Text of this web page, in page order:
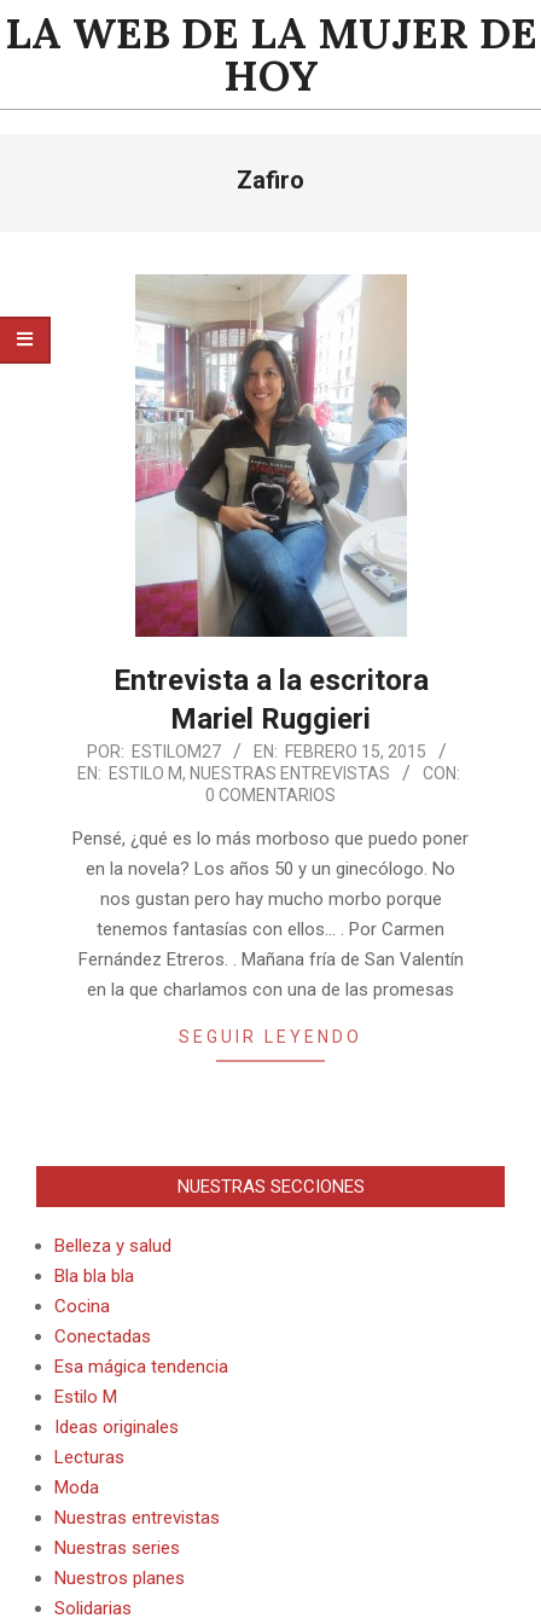
Saltar
alLA WEB DE LA MUJER DE
HOY
Zafiro
Entrevista a la escritora
Mariel Ruggieri
2015-
02-
POR: ESTILOM27 EN: FEBRERO 15, 2015
EN: ESTILO M, NUESTRAS ENTREVISTAS
CON:
0 COMENTARIOS
Pensé, ¿qué es lo más morboso que puedo poner
en la novela? Los años 50 y un ginecólogo. No
nos gustan pero hay mucho morbo porque
tenemos fantasías con ellos… . Por Carmen
Fernández Etreros. . Mañana fría de San Valentín
en la que charlamos con una de las promesas
SEGUIR LEYENDO
NUESTRAS SECCIONES
Belleza y salud
Bla bla bla
Cocina
Conectadas
Esa mágica tendencia
Estilo M
Ideas originales
Lecturas
Moda
Nuestras entrevistas
Nuestras series
Nuestros planes
Solidarias